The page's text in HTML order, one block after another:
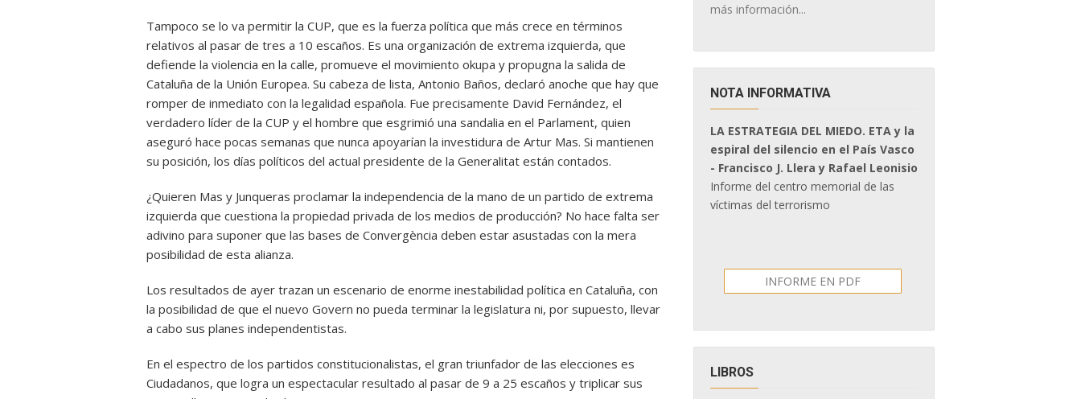
Tampoco se lo va permitir la CUP, que es la fuerza política que más crece en términos
relativos al pasar de tres a 10 escaños. Es una organización de extrema izquierda, que
defiende la violencia en la calle, promueve el movimiento okupa y propugna la salida de
Cataluña de la Unión Europea. Su cabeza de lista, Antonio Baños, declaró anoche que hay que
romper de inmediato con la legalidad española. Fue precisamente David Fernández, el
verdadero líder de la CUP y el hombre que esgrimió una sandalia en el Parlament, quien
aseguró hace pocas semanas que nunca apoyarían la investidura de Artur Mas. Si mantienen
su posición, los días políticos del actual presidente de la Generalitat están contados.
¿Quieren Mas y Junqueras proclamar la independencia de la mano de un partido de extrema
izquierda que cuestiona la propiedad privada de los medios de producción? No hace falta ser
adivino para suponer que las bases de Convergència deben estar asustadas con la mera
posibilidad de esta alianza.
Los resultados de ayer trazan un escenario de enorme inestabilidad política en Cataluña, con
la posibilidad de que el nuevo Govern no pueda terminar la legislatura ni, por supuesto, llevar
a cabo sus planes independentistas.
En el espectro de los partidos constitucionalistas, el gran triunfador de las elecciones es
Ciudadanos, que logra un espectacular resultado al pasar de 9 a 25 escaños y triplicar sus
más información...
NOTA INFORMATIVA
LA ESTRATEGIA DEL MIEDO. ETA y la
espiral del silencio en el País Vasco
- Francisco J. Llera y Rafael Leonisio
Informe del centro memorial de las
víctimas del terrorismo
INFORME EN PDF
LIBROS